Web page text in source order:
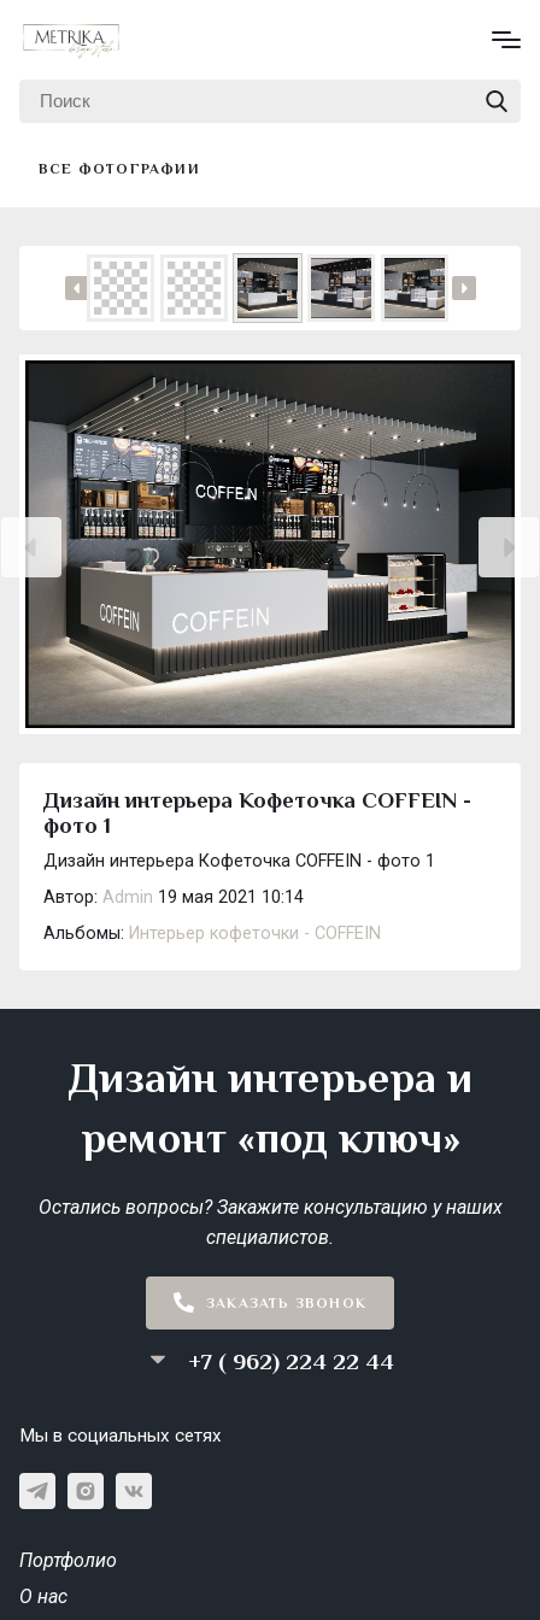
ВСЕ ФОТОГРАФИИ
Дизайн интерьера Кофеточка COFFEIN -
фото 1
Дизайн интерьера Кофеточка COFFEIN - фото 1
Автор: Admin 19 мая 2021 10:14
Альбомы: Интерьер кофеточки - COFFEIN
Дизайн интерьера и
ремонт «под ключ»
Остались вопросы? Закажите консультацию у наших
специалистов.
ЗАКАЗАТЬ ЗВОНОК
+7 ( 962) 224 22 44
Мы в социальных сетях
Портфолио
О нас